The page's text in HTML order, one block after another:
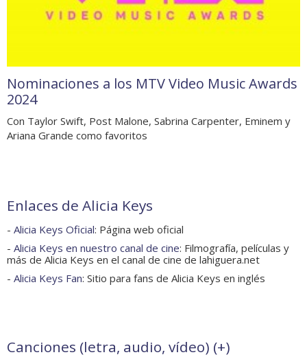
Nominaciones a los MTV Video Music Awards
2024
Con Taylor Swift, Post Malone, Sabrina Carpenter, Eminem y
Ariana Grande como favoritos
Enlaces de Alicia Keys
- Alicia Keys Oficial: Página web oficial
- Alicia Keys en nuestro canal de cine: Filmografía, películas y
más de Alicia Keys en el canal de cine de lahiguera.net
- Alicia Keys Fan: Sitio para fans de Alicia Keys en inglés
Canciones (letra, audio, vídeo) (+)